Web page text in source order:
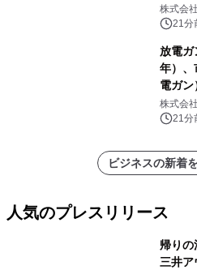
催！
株式会
21分
放電ガ
年）、
電ガン
株式会
21分
ビジネスの新着
人気のプレスリリース
帰りの
三井ア